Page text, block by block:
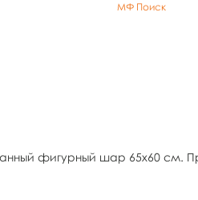
МФ Поиск
фигурный шар 65х60 см.